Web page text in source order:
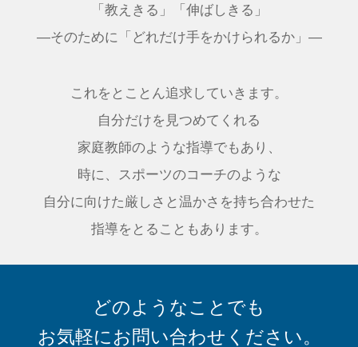
「教えきる」「伸ばしきる」
―そのために「どれだけ手をかけられるか」―
これをとことん追求していきます。
自分だけを見つめてくれる
家庭教師のような指導でもあり、
時に、スポーツのコーチのような
自分に向けた厳しさと温かさを持ち合わせた
指導をとることもあります。
どのようなことでも
お気軽にお問い合わせください。